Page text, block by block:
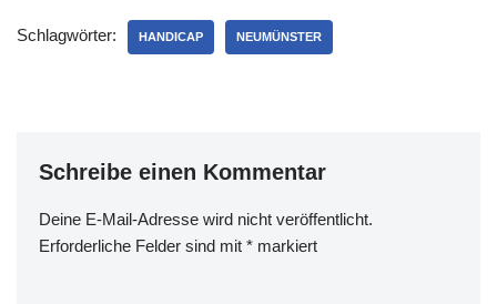
Schlagwörter: HANDICAP NEUMÜNSTER
Schreibe einen Kommentar
Deine E-Mail-Adresse wird nicht veröffentlicht.
Erforderliche Felder sind mit * markiert